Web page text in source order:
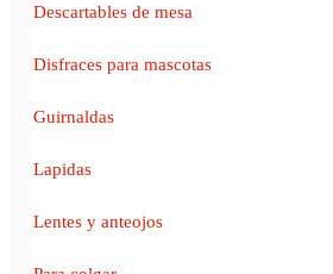
Descartables de mesa
Disfraces para mascotas
Guirnaldas
Lapidas
Lentes y anteojos